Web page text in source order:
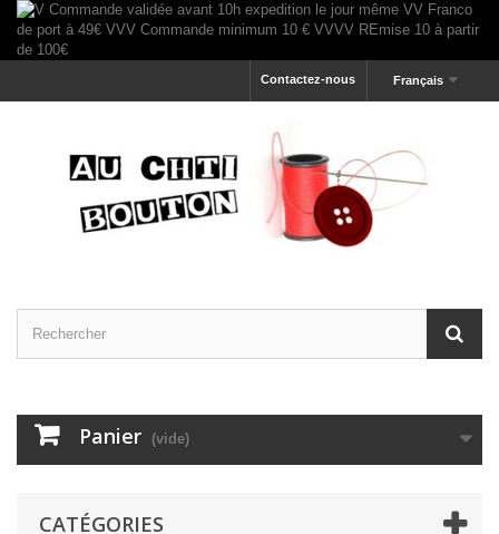
Français
Contactez-nous
Panier (vide)
CATÉGORIES